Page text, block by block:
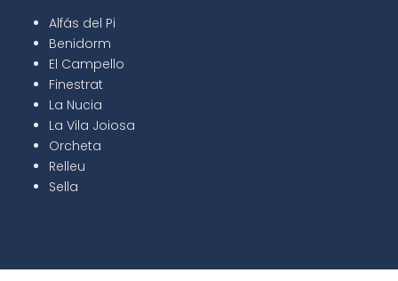
Alfás del Pi
Benidorm
El Campello
Finestrat
La Nucia
La Vila Joiosa
Orcheta
Relleu
Sella